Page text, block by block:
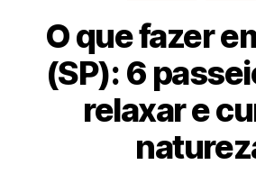
O que fazer
(SP): 6
relaxar e
P
o
r